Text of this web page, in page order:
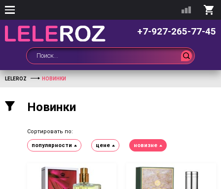
+7-927-265-77-45
LELEROZ НОВИНКИ
Новинки
Сортировать по:
популярности цене новизне